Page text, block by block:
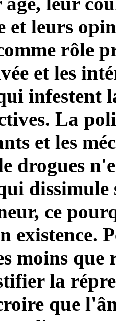
et leurs
rôle
et les
infestent
La
et les
drogues
ce
existence.
moins
la
que